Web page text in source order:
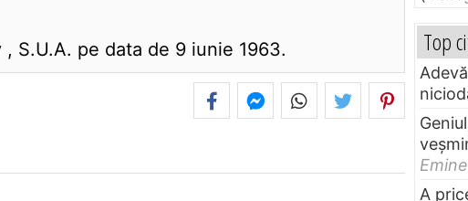
S.U.A. pe data de 9 iunie 1963. Top
A